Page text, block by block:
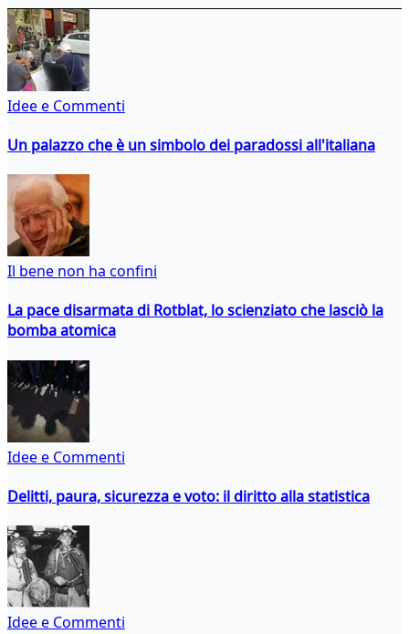
Idee e Commenti
Un palazzo che è un simbolo dei paradossi all'italiana
Il bene non ha confini
La pace disarmata di Rotblat, lo scienziato che lasciò la
bomba atomica
Idee e Commenti
Delitti, paura, sicurezza e voto: il diritto alla statistica
Idee e Commenti